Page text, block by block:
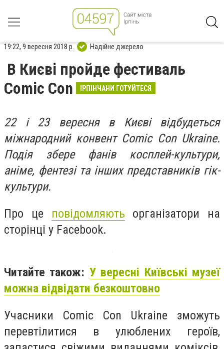
19:22, 9 вересня 2018 р. Надійне джерело
В Києві пройде фестиваль
Comic Con
ІРПІНЧАНИ ГОТУЙТЕСЯ
22 і 23 вересня в Києві відбудеться
міжнародний конвент Comic Con Ukraine.
Подія збере фанів косплей-культури,
аніме, фентезі та інших представників гік-
культури.
Про це повідомляють організатори на
сторінці у Facebook.
Читайте також: У вересні Київські музеї
можна відвідати безкоштовно
Учасники Comic Con Ukraine зможуть
перевтілитися в улюблених героїв,